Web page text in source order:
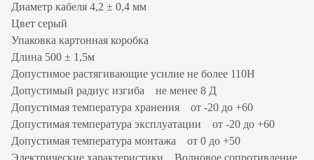
Диаметр кабеля 4,2 ± 0,4 мм
Цвет серый
Упаковка картонная коробка
Длина 500 ± 1,5м
Допустимое растягивающие усилие не более 110Н
Допустимый радиус изгиба не менее 8 Д
Допустимая температура хранения от -20 до +60
Допустимая температура эксплуатации от -20 до +60
Допустимая температура монтажа от 0 до +50
Электрические характеристики Волновое сопротивление